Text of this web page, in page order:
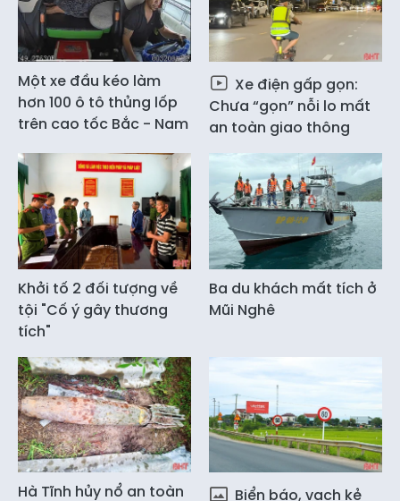
Một xe đầu kéo làm
hơn 100 ô tô thủng lốp
trên cao tốc Bắc - Nam
Xe điện gấp gọn:
Chưa “gọn” nỗi lo mất
an toàn giao thông
Khởi tố 2 đối tượng về
tội "Cố ý gây thương
tích"
Ba du khách mất tích ở
Mũi Nghê
Hà Tĩnh hủy nổ an toàn Biển báo, vạch kẻ